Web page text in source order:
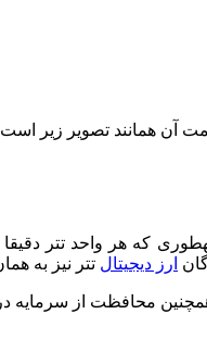
آن همانند تصویر زیر
ارز دیجیتال تتر نیز به
محافظت از سرمایه در